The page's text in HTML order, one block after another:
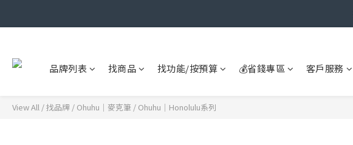
品牌列表 找商品 找功能/按預算 💰省錢專區 客戶服務
View All /找品牌 / Ohuhu｜麥克筆 / Ohuhu｜Honolulu系列